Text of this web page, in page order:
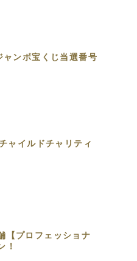
ャンボ宝くじ当選番号
ャイルドチャリティ
【プロフェッショナ
！